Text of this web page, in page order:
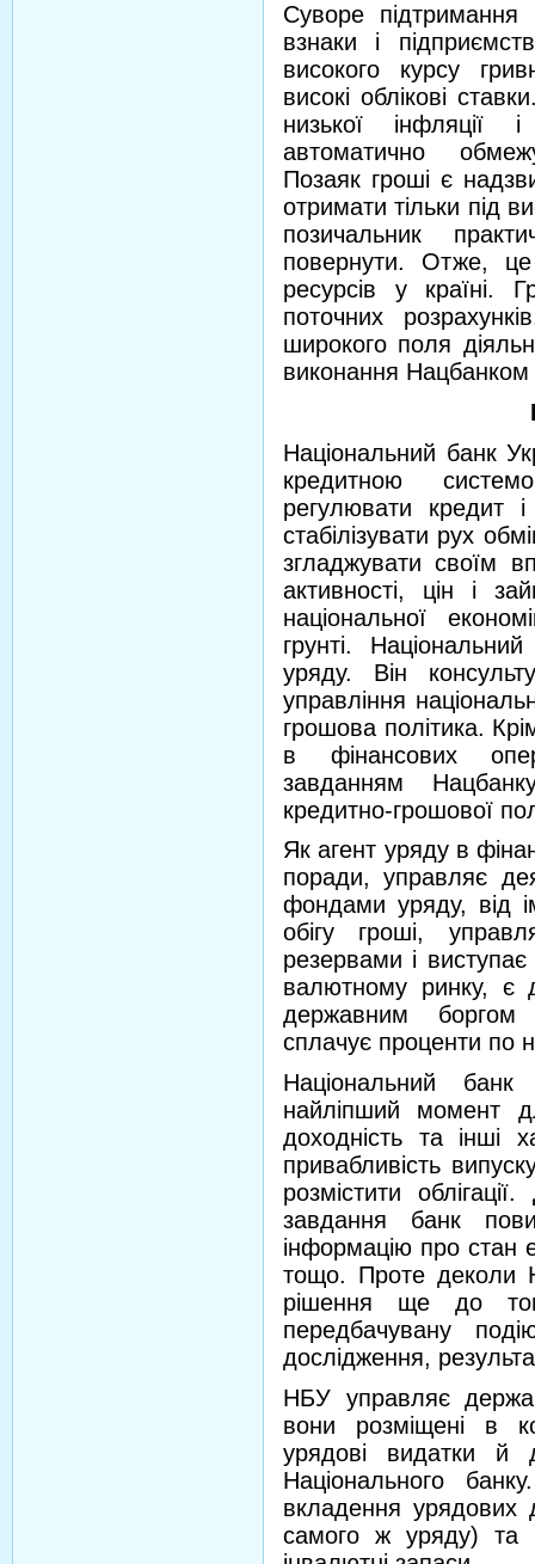
Суворе
взнаки і
високого курсу
високі облікові
низької інфляції
автоматично
Позаяк гроші є
отримати тільки під
позичальник
повернути. Отже, це
ресурсів у країні.
поточних
широкого поля
виконання Нацбанком
Національний банк
кредитною
регулювати кредит
стабілізувати рух
згладжувати своїм
активності, цін і
національної
грунті.
уряду. Він
управління
грошова політика.
в фінансових
завданням
кредитно-грошової
Як агент уряду в
поради, управляє
фондами уряду, від
обігу гроші,
резервами і
валютному ринку, є
державним боргом
сплачує проценти по
Національний банк
найліпший момент
доходність та інші
привабливість
розмістити
завдання банк
інформацію про стан
тощо. Проте деколи
рішення ще до
передбачувану
дослідження,
НБУ управляє
вони розміщені в
урядові видатки й
Національного
вкладення урядових
самого ж уряду) та